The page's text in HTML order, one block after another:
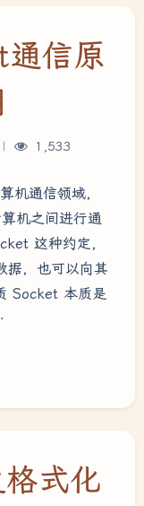
信原
| 1,533
机通信领域，
机之间进行通
这种约定，
据，也可以向其
Socket 本质是
式化